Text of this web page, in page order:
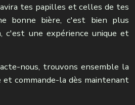
tes papilles et celles de tes
bonne bière, c'est bien plus
c'est une expérience unique et
nous, trouvons ensemble la
commande-la dès maintenant